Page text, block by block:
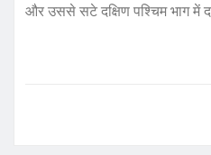
और उससे सटे दक्षिण पश्चिम भाग में